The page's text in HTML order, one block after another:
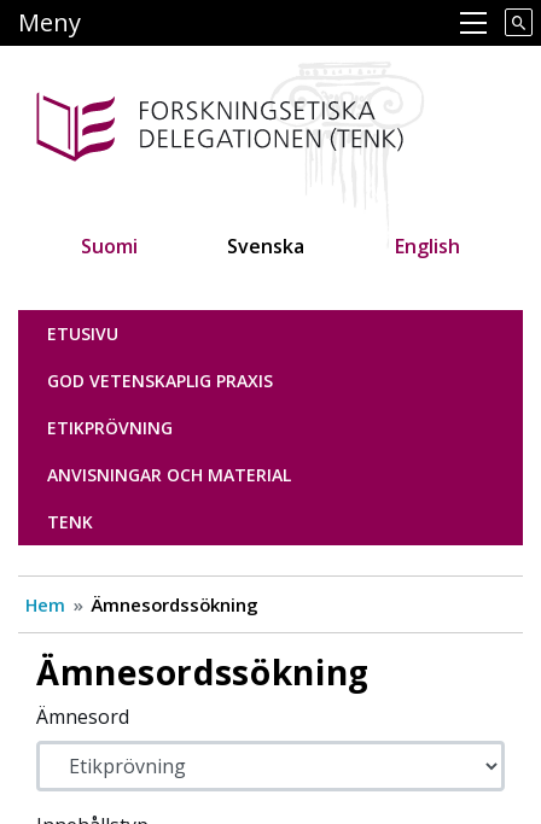
till
Main navigation
Meny
Suomi Svenska English
Tutkimuseettinen neuvottelukunta
ETUSIVU
GOD VETENSKAPLIG PRAXIS
ETIKPRÖVNING
ANVISNINGAR OCH MATERIAL
TENK
Hem Ämnesordssökning
Ämnesordssökning
Ämnesord